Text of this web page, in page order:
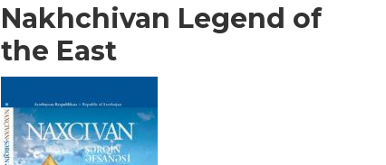
Nakhchivan Legend of
the East